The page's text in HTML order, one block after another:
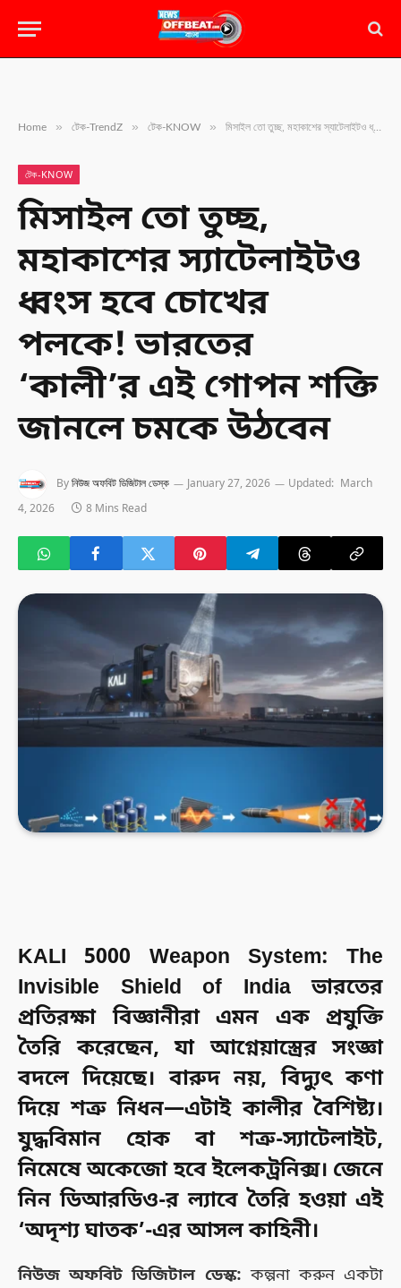
Home » টেক-TrendZ » টেক-KNOW » মিসাইল তো তুচ্ছ, মহাকাশের স্যাটেলাইটও ধ্বংস হবে চোখের পলকে! ভারতের ‘কালী’র এই গোপন শক্তি জানলে চমকে উঠবেন
টেক-KNOW
মিসাইল তো তুচ্ছ,
মহাকাশের স্যাটেলাইটও
ধ্বংস হবে চোখের
পলকে! ভারতের
‘কালী’র এই গোপন শক্তি
জানলে চমকে উঠবেন
Byনিউজ অফবিট ডিজিটাল ডেস্ক January 27, 2026 Updated: March
4, 2026
8 Mins Read
KALI 5000 Weapon System: The
Invisible Shield of Indiaভারতের
প্রতিরক্ষা বিজ্ঞানীরা এমন এক প্রযুক্তি
তৈরি করেছেন, যা আগ্নেয়াস্ত্রের সংজ্ঞা
বদলে দিয়েছে। বারুদ নয়, বিদ্যুৎ কণা
দিয়ে শত্রু নিধন—এটাই কালীর বৈশিষ্ট্য।
যুদ্ধবিমান হোক বা শত্রু-স্যাটেলাইট,
নিমেষে অকেজো হবে ইলেকট্রনিক্স। জেনে
নিন ডিআরডিও-র ল্যাবে তৈরি হওয়া এই
‘অদৃশ্য ঘাতক’-এর আসল কাহিনী।
নিউজ অফবিট ডিজিটাল ডেস্ক: কল্পনা করুন একটা